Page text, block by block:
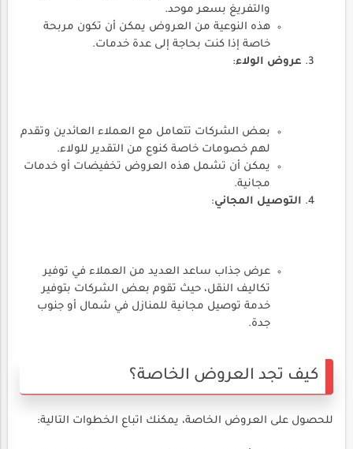
والتفريغ بسعر موحد.
هذه النوعية من العروض يمكن أن تكون مربحة
خاصة إذا كنت بحاجة إلى عدة خدمات.
عروض الولاء:
بعض الشركات تتعامل مع العملاء العائدين وتقدم
لهم خصومات خاصة كنوع من التقدير للولاء.
يمكن أن تشمل هذه العروض تخفيضات أو خدمات
مجانية.
التوصيل المجاني:
عرض جذاب ساعد العديد من العملاء في توفير
تكاليف النقل، حيث تقوم بعض الشركات بتوفير
خدمة توصيل مجانية للمنازل في شمال أو جنوب
جدة.
كيف تجد العروض الخاصة؟
للحصول على العروض الخاصة، يمكنك اتباع الخطوات التالية: